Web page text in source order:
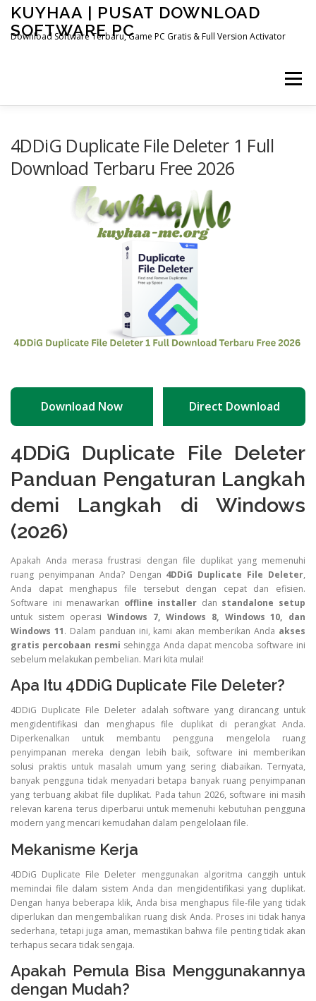
Skip
content
KUYHAA | PUSAT DOWNLOAD
SOFTWARE PC
Download Software Terbaru, Game PC Gratis & Full Version Activator
Menu
OTHER PAGES
4DDiG Duplicate File Deleter 1 Full
Download Terbaru Free 2026
Download Now Direct Download
4DDiG Duplicate File Deleter
Panduan Pengaturan Langkah
demi Langkah di Windows
(2026)
Apakah Anda merasa frustrasi dengan file duplikat yang memenuhi
ruang penyimpanan Anda? Dengan 4DDiG Duplicate File Deleter,
Anda dapat menghapus file tersebut dengan cepat dan efisien.
Software ini menawarkan offline installer dan standalone setup
untuk sistem operasi Windows 7, Windows 8, Windows 10, dan
Windows 11. Dalam panduan ini, kami akan memberikan Anda akses
gratis percobaan resmi sehingga Anda dapat mencoba software ini
sebelum melakukan pembelian. Mari kita mulai!
Apa Itu 4DDiG Duplicate File Deleter?
4DDiG Duplicate File Deleter adalah software yang dirancang untuk
mengidentifikasi dan menghapus file duplikat di perangkat Anda.
Diperkenalkan untuk membantu pengguna mengelola ruang
penyimpanan mereka dengan lebih baik, software ini memberikan
solusi praktis untuk masalah umum yang sering diabaikan. Ternyata,
banyak pengguna tidak menyadari betapa banyak ruang penyimpanan
yang terbuang akibat file duplikat. Pada tahun 2026, software ini masih
relevan karena terus diperbarui untuk memenuhi kebutuhan pengguna
modern yang mencari kemudahan dalam pengelolaan file.
Mekanisme Kerja
4DDiG Duplicate File Deleter menggunakan algoritma canggih untuk
memindai file dalam sistem Anda dan mengidentifikasi yang duplikat.
Dengan hanya beberapa klik, Anda bisa menghapus file-file yang tidak
diperlukan dan mengembalikan ruang disk Anda. Proses ini tidak hanya
sederhana, tetapi juga aman, memastikan bahwa file penting tidak akan
terhapus secara tidak sengaja.
Apakah Pemula Bisa Menggunakannya
dengan Mudah?